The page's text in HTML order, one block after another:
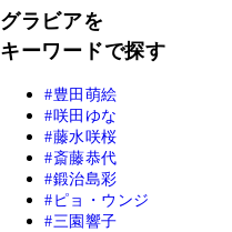
グラビアを
キーワードで探す
豊田萌絵
咲田ゆな
藤水咲桜
斎藤恭代
鍛治島彩
ピョ・ウンジ
三園響子